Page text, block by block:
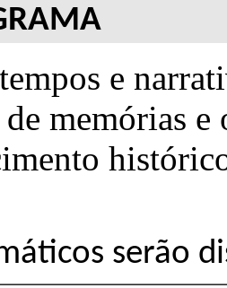
e
memórias
serão